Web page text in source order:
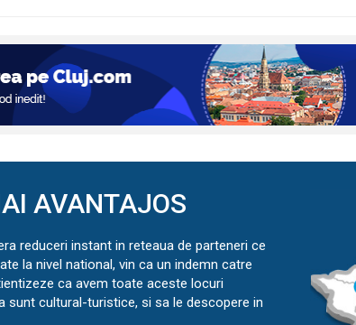
AVANTAJOS
reduceri instant in reteaua de parteneri ce
la nivel national, vin ca un indemn catre
ca avem toate aceste locuri
cultural-turistice, si sa le descopere in